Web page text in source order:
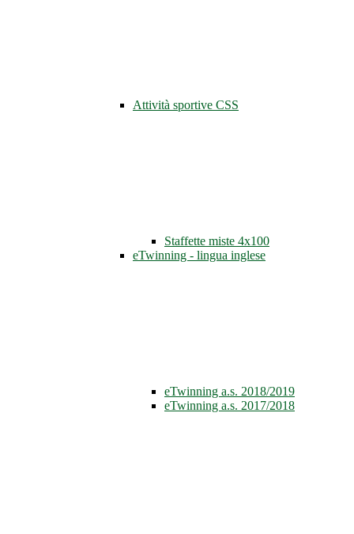
Attività sportive CSS
Staffette miste 4x100
eTwinning - lingua inglese
eTwinning a.s. 2018/2019
eTwinning a.s. 2017/2018